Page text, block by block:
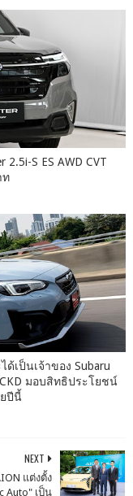
2.5i-S ES AWD CVT
ท
เป็นเจ้าของ Subaru
มอบสิทธิประโยชน์
ปีนี้
NEXT
แต่งตั้ง
Auto" เป็น